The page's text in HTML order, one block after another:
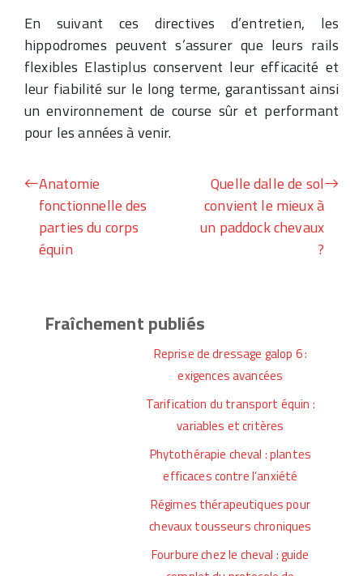
En suivant ces directives d’entretien, les
hippodromes peuvent s’assurer que leurs rails
flexibles Elastiplus conservent leur efficacité et
leur fiabilité sur le long terme, garantissant ainsi
un environnement de course sûr et performant
pour les années à venir.
Anatomie
fonctionnelle des
parties du corps
équin
Quelle dalle de sol
convient le mieux à
un paddock chevaux
?
Fraîchement publiés
Reprise de dressage galop 6 :
exigences avancées
Tarification du transport équin :
variables et critères
Phytothérapie cheval : plantes
efficaces contre l’anxiété
Régimes thérapeutiques pour
chevaux tousseurs chroniques
Fourbure chez le cheval : guide